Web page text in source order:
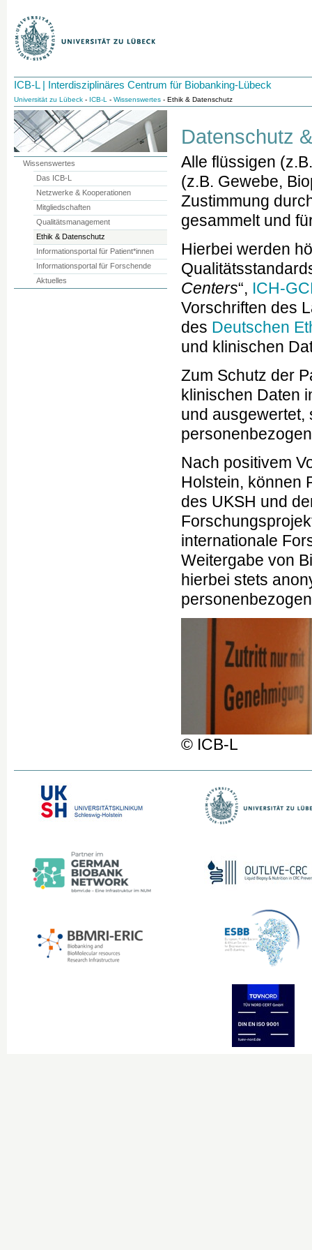
ICB-L | Interdisziplinäres Centrum für Biobanking-Lübeck
Universität zu Lübeck - ICB-L - Wissenswertes - Ethik & Datenschutz
Datenschutz
Alle flüssigen
(z.B. Gewebe,
Zustimmung
gesammelt und
Hierbei werden
Centers“, ICH-
Vorschriften des
des Deutschen
und klinischen
Zum Schutz der
klinischen Daten
und ausgewertet,
Nach positivem
Holstein, können
des UKSH und
internationale
Weitergabe von
hierbei stets
© ICB-L
Wissenswertes
Das ICB-L
Netzwerke & Kooperationen
Mitgliedschaften
Qualitätsmanagement
Ethik & Datenschutz
Informationsportal für Patient*innen
Informationsportal für Forschende
Aktuelles